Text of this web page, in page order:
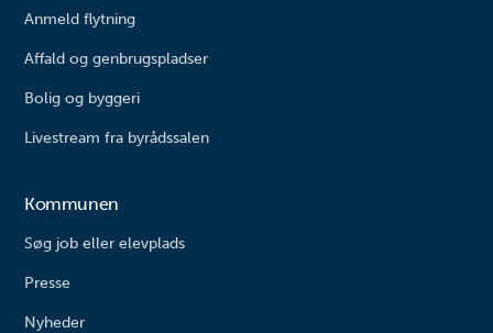
Anmeld flytning
Affald og genbrugspladser
Bolig og byggeri
Livestream fra byrådssalen
Kommunen
Søg job eller elevplads
Presse
Nyheder